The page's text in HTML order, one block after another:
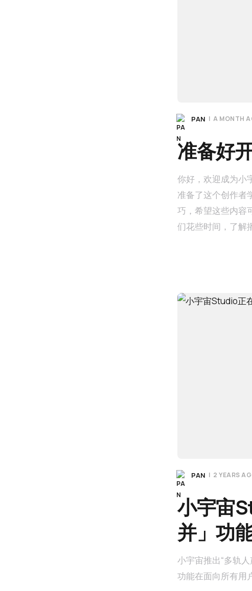
PAN | A MONTH
准备好
你好，欢迎成为小
准备了这个创作者
巧，希望这些内容
们花些时间，了解
来自创作者本人
PAN | 2 YEARS
小宇宙
并」功
小宇宙推出“多轨
功能在面向所有用